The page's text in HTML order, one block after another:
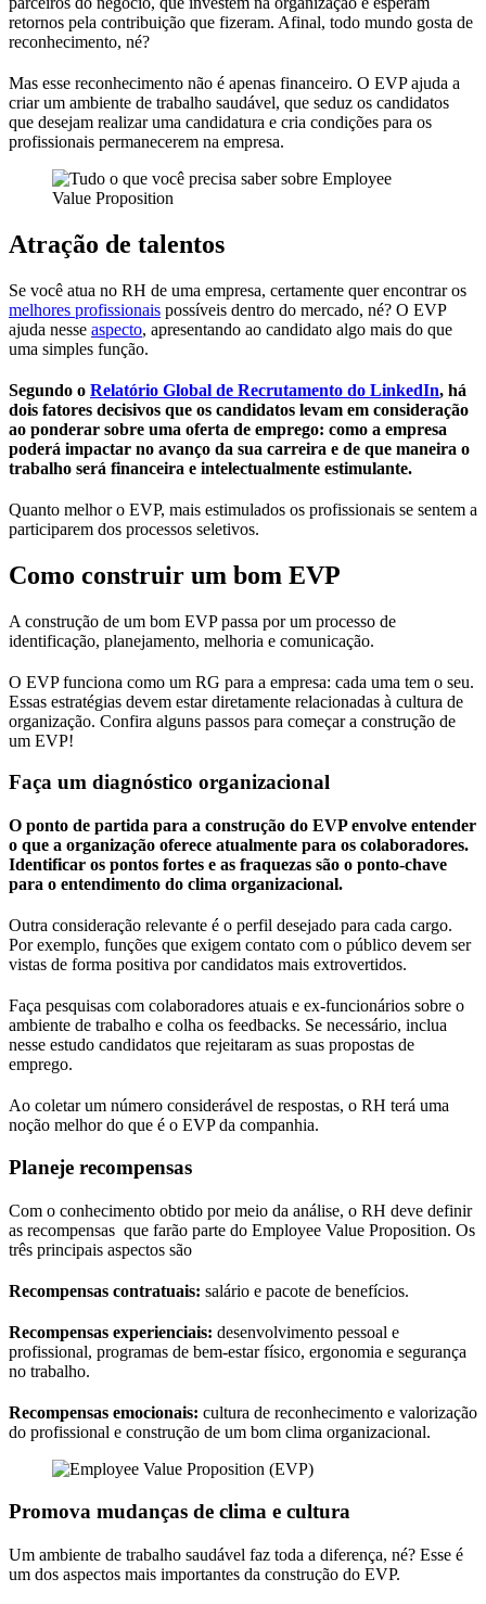
retornos pela contribuição que fizeram. Afinal, todo mundo gosta de
reconhecimento, né?
Mas esse reconhecimento não é apenas financeiro. O EVP ajuda a
criar um ambiente de trabalho saudável, que seduz os candidatos
que desejam realizar uma candidatura e cria condições para os
profissionais permanecerem na empresa.
Atração de talentos
Se você atua no RH de uma empresa, certamente quer encontrar os
melhores profissionais possíveis dentro do mercado, né? O EVP
ajuda nesse aspecto, apresentando ao candidato algo mais do que
uma simples função.
Segundo o Relatório Global de Recrutamento do LinkedIn, há
dois fatores decisivos que os candidatos levam em consideração
ao ponderar sobre uma oferta de emprego: como a empresa
poderá impactar no avanço da sua carreira e de que maneira o
trabalho será financeira e intelectualmente estimulante.
Quanto melhor o EVP, mais estimulados os profissionais se sentem a
participarem dos processos seletivos.
Como construir um bom EVP
A construção de um bom EVP passa por um processo de
identificação, planejamento, melhoria e comunicação.
O EVP funciona como um RG para a empresa: cada uma tem o seu.
Essas estratégias devem estar diretamente relacionadas à cultura de
organização. Confira alguns passos para começar a construção de
um EVP!
Faça um diagnóstico organizacional
O ponto de partida para a construção do EVP envolve entender
o que a organização oferece atualmente para os colaboradores.
Identificar os pontos fortes e as fraquezas são o ponto-chave
para o entendimento do clima organizacional.
Outra consideração relevante é o perfil desejado para cada cargo.
Por exemplo, funções que exigem contato com o público devem ser
vistas de forma positiva por candidatos mais extrovertidos.
Faça pesquisas com colaboradores atuais e ex-funcionários sobre o
ambiente de trabalho e colha os feedbacks. Se necessário, inclua
nesse estudo candidatos que rejeitaram as suas propostas de
emprego.
Ao coletar um número considerável de respostas, o RH terá uma
noção melhor do que é o EVP da companhia.
Planeje recompensas
Com o conhecimento obtido por meio da análise, o RH deve definir
as recompensas que farão parte do Employee Value Proposition. Os
três principais aspectos são
Recompensas contratuais: salário e pacote de benefícios.
Recompensas experienciais: desenvolvimento pessoal e
profissional, programas de bem-estar físico, ergonomia e segurança
no trabalho.
Recompensas emocionais: cultura de reconhecimento e valorização
do profissional e construção de um bom clima organizacional.
Promova mudanças de clima e cultura
Um ambiente de trabalho saudável faz toda a diferença, né? Esse é
um dos aspectos mais importantes da construção do EVP.